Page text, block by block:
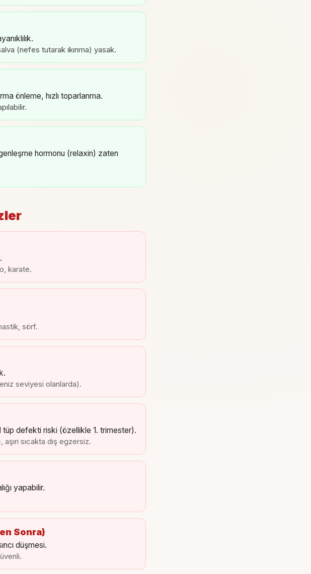
(nefes tutarak ıkınma) yasak.
önleme, hızlı toparlanma.
hormonu (relaxin) zaten
karate.
sörf.
seviyesi olanlarda).
tüp defekti riski (özellikle 1. trimester).
sıcakta dış egzersiz.
yapabilir.
Sonra)
düşmesi.